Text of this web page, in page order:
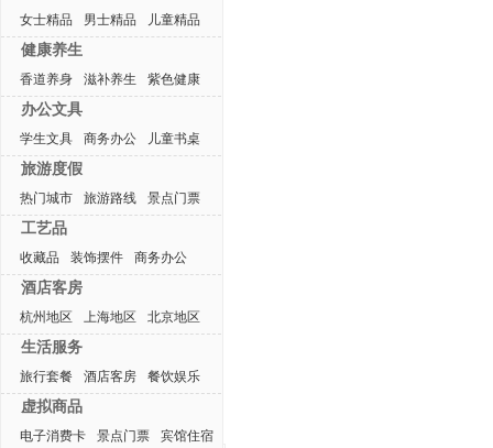
女士精品 男士精品 儿童精品
健康养生
香道养身 滋补养生 紫色健康
办公文具
学生文具 商务办公 儿童书桌
旅游度假
热门城市 旅游路线 景点门票
工艺品
收藏品 装饰摆件 商务办公
酒店客房
杭州地区 上海地区 北京地区
生活服务
旅行套餐 酒店客房 餐饮娱乐
虚拟商品
电子消费卡 景点门票 宾馆住宿
热门排行